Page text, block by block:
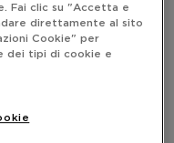
Fai clic su "Accetta e
direttamente al sito
Cookie" per
dei tipi di cookie e